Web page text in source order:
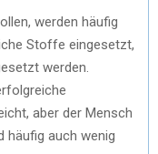
werden häufig
Stoffe eingesetzt,
werden.
aber der Mensch
häufig auch wenig